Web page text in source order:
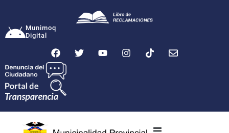
Munimoq
Digital